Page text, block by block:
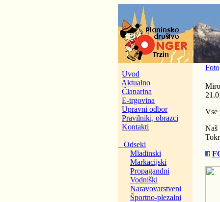
Uvod
Aktualno
Članarina
E-trgovina
Upravni odbor
Pravilniki, obrazci
Kontakti
Odseki
Mladinski
Markacijski
Propagandni
Vodniški
Naravovarstveni
Športno-plezalni
Vse
Naš